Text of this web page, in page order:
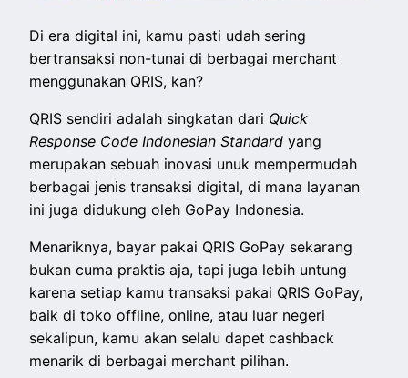
Di era digital ini, kamu pasti udah sering
bertransaksi non-tunai di berbagai merchant
menggunakan QRIS, kan?
QRIS sendiri adalah singkatan dari Quick
Response Code Indonesian Standard yang
merupakan sebuah inovasi unuk mempermudah
berbagai jenis transaksi digital, di mana layanan
ini juga didukung oleh GoPay Indonesia.
Menariknya, bayar pakai QRIS GoPay sekarang
bukan cuma praktis aja, tapi juga lebih untung
karena setiap kamu transaksi pakai QRIS GoPay,
baik di toko offline, online, atau luar negeri
sekalipun, kamu akan selalu dapet cashback
menarik di berbagai merchant pilihan.